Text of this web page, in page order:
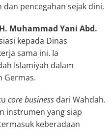
pencegahan sejak dini.
Muhammad Yani Abd.
kepada Dinas
sama ini. Ia
Islamiyah dalam
Germas.
core business dari Wahdah.
instrumen yang siap
keberadaan